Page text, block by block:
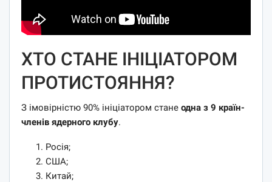
ХТО СТАНЕ ІНІЦІАТОРОМ
ПРОТИСТОЯННЯ?
З імовірністю 90% ініціатором стане одна з 9 країн-
членів ядерного клубу.
Росія;
США;
Китай;